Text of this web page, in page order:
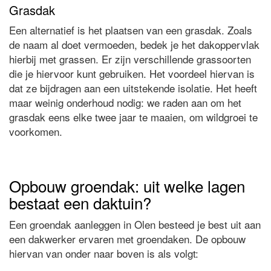
Grasdak
Een alternatief is het plaatsen van een grasdak. Zoals
de naam al doet vermoeden, bedek je het dakoppervlak
hierbij met grassen. Er zijn verschillende grassoorten
die je hiervoor kunt gebruiken. Het voordeel hiervan is
dat ze bijdragen aan een uitstekende isolatie. Het heeft
maar weinig onderhoud nodig: we raden aan om het
grasdak eens elke twee jaar te maaien, om wildgroei te
voorkomen.
Opbouw groendak: uit welke lagen
bestaat een daktuin?
Een groendak aanleggen in Olen besteed je best uit aan
een dakwerker ervaren met groendaken. De opbouw
hiervan van onder naar boven is als volgt: